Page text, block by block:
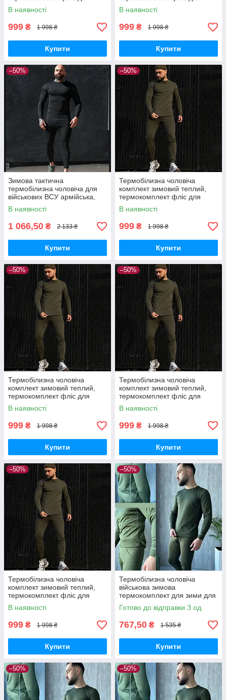
чоловіків чорне L
В наявності
999 ₴ 1 998 ₴
Купити
чоловіків чорне XL
В наявності
999 ₴ 1 998 ₴
Купити
–50%
Зимова тактична
термобілизна чоловіча для
військових ВСУ армійська,
термокомплект для чоловіків
чорний XL
В наявності
1 066,50 ₴ 2 133 ₴
Купити
–50%
Термобілизна чоловіча
комплект зимовий теплий,
термокомплект фліс для
чоловіків хакі M
В наявності
999 ₴ 1 998 ₴
Купити
–50%
Термобілизна чоловіча
комплект зимовий теплий,
термокомплект фліс для
чоловіків хакі L
В наявності
999 ₴ 1 998 ₴
Купити
–50%
Термобілизна чоловіча
комплект зимовий теплий,
термокомплект фліс для
чоловіків хакі XL
В наявності
999 ₴ 1 998 ₴
Купити
–50%
Термобілизна чоловіча
комплект зимовий теплий,
термокомплект фліс для
чоловіків хакі XXL
В наявності
999 ₴ 1 998 ₴
Купити
–50%
Термобілизна чоловіча
військова зимова
термокомплект для зими для
чоловіків Туреччина хакі
Готово до відправки 3 од.
767,50 ₴ 1 535 ₴
Купити
–50% –50%